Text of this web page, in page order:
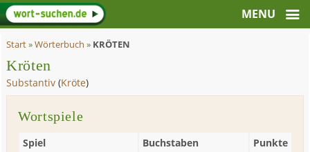
Start»Wörterbuch » KRÖTEN
Kröten
Substantiv (Kröte)
Wortspiele
Spiel Buchstaben
Punkte